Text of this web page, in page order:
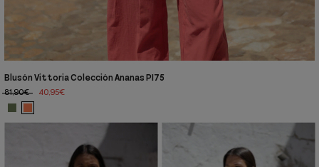
Blusón Vittoria Colección Ananas PI75
81,90€
40,95€